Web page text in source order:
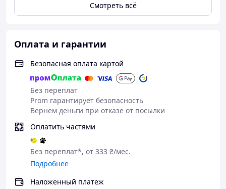
Зробіть
замовленн
Очікуйте
дзвінка
Ваше
замовленн
Чому варто купувати Товар в
Смотреть всё
Оплата и гарантии
Безопасная оплата картой
Без переплат
Prom гарантирует безопасность
Вернем деньги при отказе от посылки
Оплатить частями
Без переплат*, от 333 ₴/мес.
Подробнее
Наложенный платеж